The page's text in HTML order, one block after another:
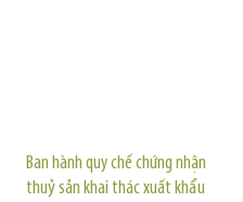
Ban hành quy chế chứng nhận
thuỷ sản khai thác xuất khẩu